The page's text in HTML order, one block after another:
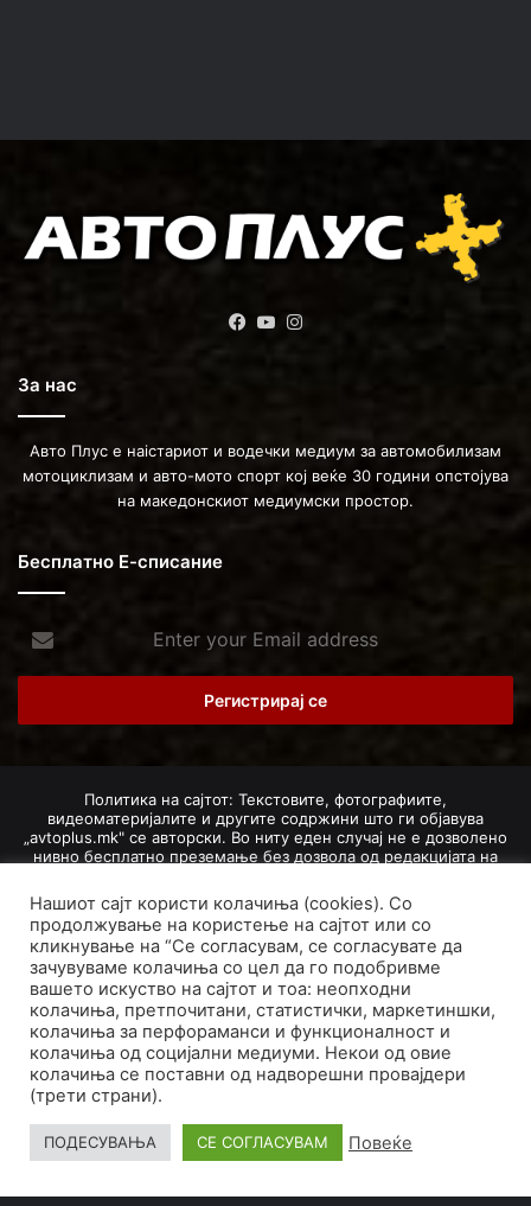
Facebook
YouTube
За нас
Авто Плус е наістариот и водечки медиум за автомобилизам
мотоциклизам и авто-мото спорт кој веќе 30 години опстојува
на македонскиот медиумски простор.
Бесплатно Е-списание
your
Email
Политика на сајтот: Текстовите, фотографиите,
видеоматеријалите и другите содржини што ги објавува
„avtoplus.mk" се авторски. Во ниту еден случај не е дозволено
нивно бесплатно преземање без дозвола од редакцијата на
фотографиите, видеоматеријалите и другите содржини
дозволено е да се преземат со задолжително наведување на
изворот и авторот со вметнување на директна интернет-врска
(линк) до оригиналната содржина на „avtoplus.mk". При
добивање на одобрување од редакцијата за превземање на
текст, може да се превземе само дел од новинарско дело
насловот, придружната фотографија (односно насловната
фотографија) и воведниот дел на текстот, познат како „лид".
Преземање содржини од „avtoplus.mk" надвор од овие услови
не е дозволено и подложи на санкционирање согласно
Законот за авторски и сродни права.
За нас
Импресум Маркетинг
Правила и услови
Нашиот сајт користи колачиња (cookies). Со
продолжување на користење на сајтот или со
кликнување на “Се согласувам, се согласувате да
зачувуваме колачиња со цел да го подобривме
вашето искуство на сајтот и тоа: неопходни
колачиња, претпочитани, статистички, маркетиншки,
колачиња за перфораманси и функционалност и
колачиња од социјални медиуми. Некои од овие
колачиња се поставни од надворешни провајдери
(трети страни).
ПОДЕСУВАЊА СЕ СОГЛАСУВАМ Повеќе